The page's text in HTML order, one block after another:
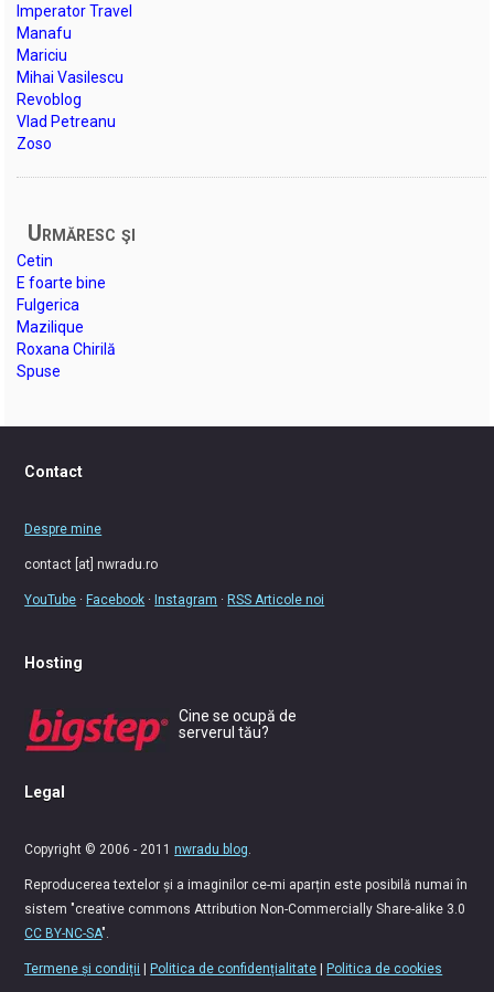
Imperator Travel
Manafu
Mariciu
Mihai Vasilescu
Revoblog
Vlad Petreanu
Zoso
Urmăresc şi
Cetin
E foarte bine
Fulgerica
Mazilique
Roxana Chirilă
Spuse
Contact
Despre mine
contact [at] nwradu.ro
YouTube ·Facebook ·Instagram ·RSS Articole noi
Hosting
Cine se ocupă de
serverul tău?
Legal
Copyright © 2006 - 2011nwradu blog
Reproducerea textelor și a imaginilor ce-mi aparțin este posibilă numai în
sistem "creative commons Attribution Non-Commercially Share-alike 3.0
CC BY-NC-SA".
Termene și condiții |Politica de confidențialitate |Politica de cookies